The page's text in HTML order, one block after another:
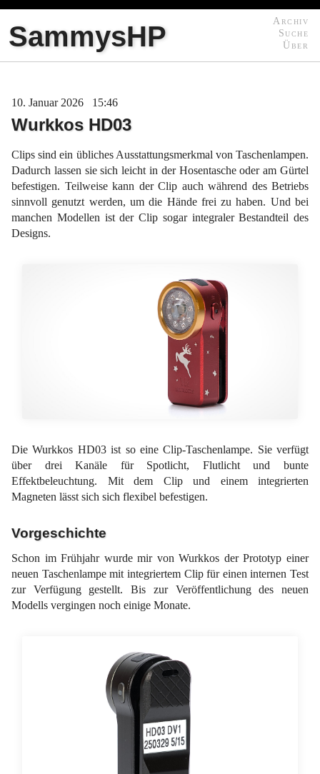
Archiv
Suche
Über
SammysHP
10 Januar2026 15:46
Wurkkos HD03
Clips sind ein übliches Ausstattungsmerkmal von Taschenlampen.
Dadurch lassen sie sich leicht in der Hosentasche oder am Gürtel
befestigen. Teilweise kann der Clip auch während des Betriebs
sinnvoll genutzt werden, um die Hände frei zu haben. Und bei
manchen Modellen ist der Clip sogar integraler Bestandteil des
Designs.
Die Wurkkos HD03 ist so eine Clip-Taschenlampe. Sie verfügt
über drei Kanäle für Spotlicht, Flutlicht und bunte
Effektbeleuchtung. Mit dem Clip und einem integrierten
Magneten lässt sich sich flexibel befestigen.
Vorgeschichte
Schon im Frühjahr wurde mir von Wurkkos der Prototyp einer
neuen Taschenlampe mit integriertem Clip für einen internen Test
zur Verfügung gestellt. Bis zur Veröffentlichung des neuen
Modells vergingen noch einige Monate.